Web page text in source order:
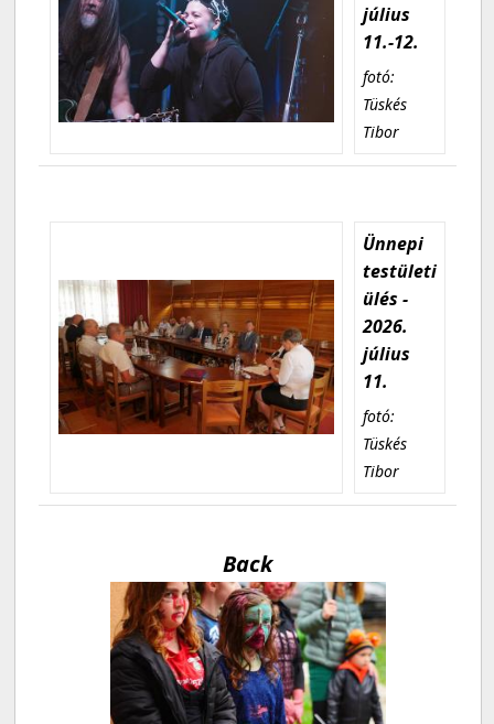
július
11.-12.
fotó:
Tüskés
Tibor
Ünnepi
testületi
ülés -
2026.
július
11.
fotó:
Tüskés
Tibor
Back